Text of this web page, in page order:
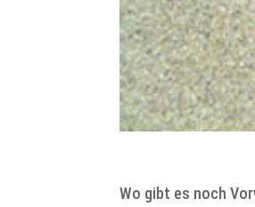
Wo gibt es noch